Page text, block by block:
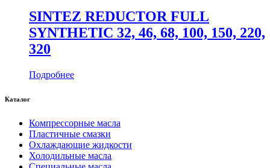
SINTEZ REDUCTOR FULL
SYNTHETIC 32, 46, 68, 100, 150, 220,
320
Подробнее
Каталог
Компрессорные масла
Пластичные смазки
Охлаждающие жидкости
Холодильные масла